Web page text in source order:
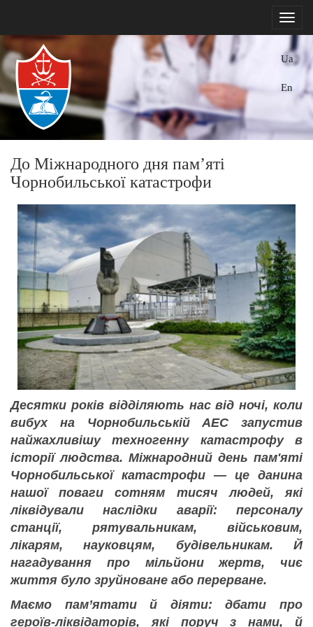
Ua
En
До Міжнародного дня памʼяті
Чорнобильської катастрофи
Десятки років відділяють нас від ночі, коли
вибух на Чорнобильській АЕС запустив
найжахливішу техногенну катастрофу в
історії людства. Міжнародний день пам'яті
Чорнобильської катастрофи — це данина
нашої поваги сотням тисяч людей, які
ліквідували наслідки аварії: персоналу
станції, рятувальникам, військовим,
лікарям, науковцям, будівельникам. Й
нагадування про мільйони жертв, чиє
життя було зруйноване або перерване.
Маємо памʼятати й діяти: дбати про
героїв-ліквідаторів, які поруч з нами, й